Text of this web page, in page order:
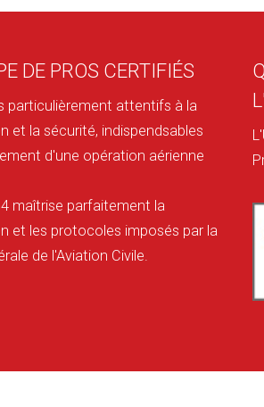
DE PROS CERTIFIÉS
particulièrement attentifs à la
et la sécurité, indispendsables
d'une opération aérienne
maîtrise parfaitement la
et les protocoles imposés par la
de l'Aviation Civile.